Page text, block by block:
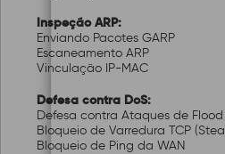
Inspeção ARP:
Enviando Pacotes GARP
Escaneamento ARP
Vinculação IP-MAC
Defesa contra DoS:
Defesa contra Ataques de Flood
Bloqueio de Varredura TCP
Bloqueio de Ping da WAN